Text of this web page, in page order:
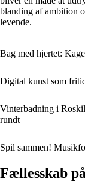
blanding af ambition
levende.
Bag med hjertet:
Digital kunst som
Vinterbadning i
rundt
Spil sammen!
Fællesskab